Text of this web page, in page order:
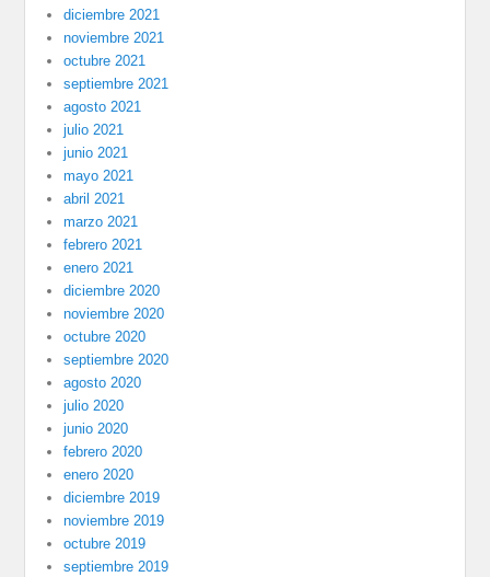
diciembre 2021
noviembre 2021
octubre 2021
septiembre 2021
agosto 2021
julio 2021
junio 2021
mayo 2021
abril 2021
marzo 2021
febrero 2021
enero 2021
diciembre 2020
noviembre 2020
octubre 2020
septiembre 2020
agosto 2020
julio 2020
junio 2020
febrero 2020
enero 2020
diciembre 2019
noviembre 2019
octubre 2019
septiembre 2019